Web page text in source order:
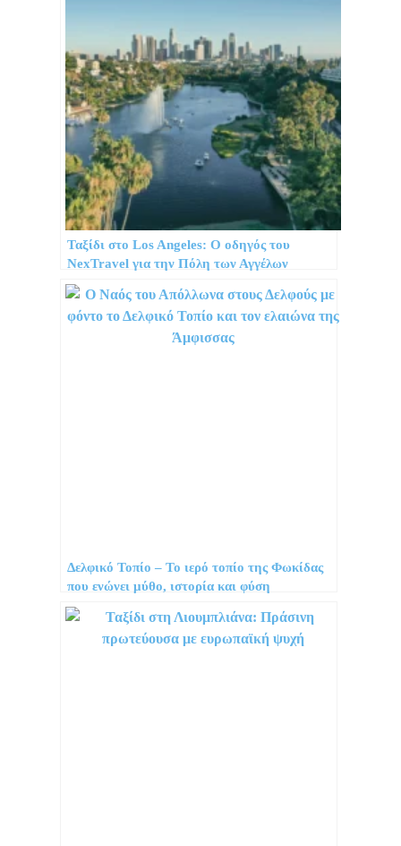
Ταξίδι στo Los Angeles: Ο οδηγός του
NexTravel για την Πόλη των Αγγέλων
Δελφικό Τοπίο – Το ιερό τοπίο της Φωκίδας
που ενώνει μύθο, ιστορία και φύση